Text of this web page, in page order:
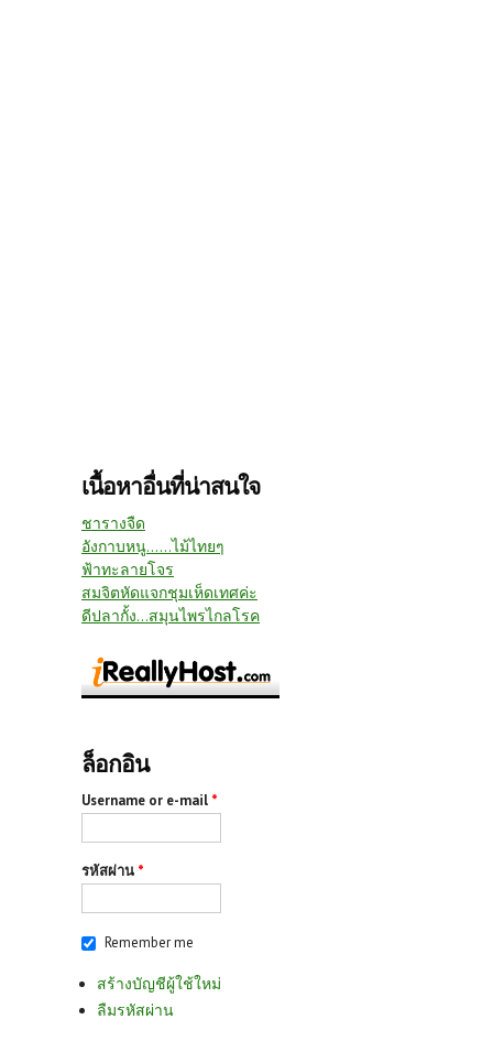
เนื้อหาอื่นที่น่าสนใจ
ชารางจืด
อังกาบหนู......ไม้ไทยๆ
ฟ้าทะลายโจร
สมจิตหัดแจกชุมเห็ดเทศค่ะ
ดีปลากั้ง...สมุนไพรไกลโรค
ล็อกอิน
Username or e-mail *
รหัสผ่าน *
Remember me
สร้างบัญชีผู้ใช้ใหม่
ลืมรหัสผ่าน